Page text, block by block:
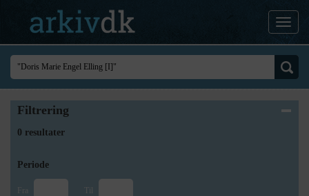
Filtrering
0 resultater
Periode
Fra Til